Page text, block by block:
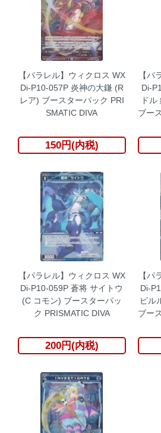
【パラレル】ウィクロス WX
Di-P10-057P 炎神の大鎌 (R
レア) ブースターパック PRI
SMATIC DIVA
150円(内税)
【パ
Di-
ド
ブー
【パラレル】ウィクロス WX
Di-P10-059P 蒼将 サイトウ
(C コモン) ブースターパッ
ク PRISMATIC DIVA
200円(内税)
【パ
Di-
ピル
ブー